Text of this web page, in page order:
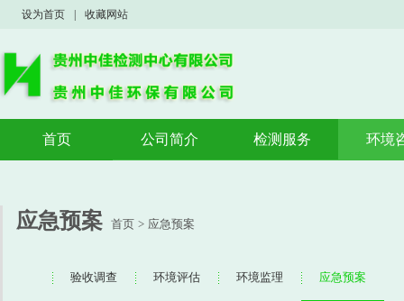
设为首页 收藏网站
首页 公司简介 检测服务 环境
应急预案 首页 > 应急预案
验收调查 环境评估 环境监理 应急预案